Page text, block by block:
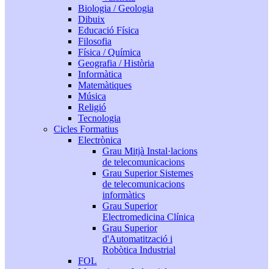
Biologia / Geologia
Dibuix
Educació Física
Filosofia
Física / Química
Geografia / Història
Informàtica
Matemàtiques
Música
Religió
Tecnologia
Cicles Formatius
Electrònica
Grau Mitjà Instal·lacions
de telecomunicacions
Grau Superior Sistemes
de telecomunicacions
informàtics
Grau Superior
Electromedicina Clínica
Grau Superior
d'Automatització i
Robòtica Industrial
FOL